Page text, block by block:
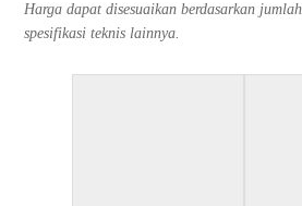
Harga dapat disesuaikan berdasarkan
spesifikasi teknis lainnya.